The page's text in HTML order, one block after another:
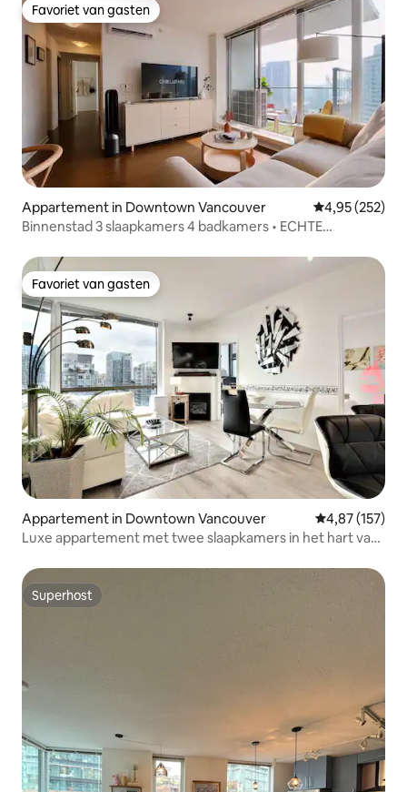
Favoriet van gasten
Favoriet van gasten
Appartement in Downtown Vancouver Gemiddelde
4,95 (252)
Binnenstad 3 slaapkamers 4 badkamers • ECHTE
Fitnessruimte
Favoriet van gasten
Favoriet van gasten
Appartement in Downtown Vancouver Gemiddelde
4,87 (157)
Luxe appartement met twee slaapkamers in het hart van
Superhost
Superhost